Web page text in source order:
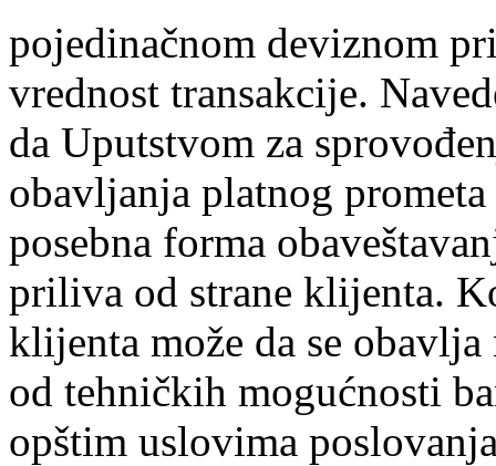
pojedinačnom deviznom
vrednost transakcije.
da Uputstvom za
obavlјanja platnog
posebna forma
priliva od strane klijenta.
klijenta može da se
od tehničkih mogućnosti
opštim uslovima